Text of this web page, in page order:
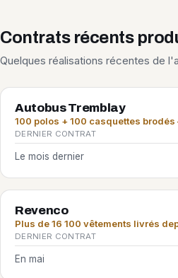
Contrats récents
Quelques réalisations récentes de
Autobus Tremblay
100 polos + 100 casquettes
DERNIER CONTRAT
Le mois dernier
Revenco
Plus de 16 100 vêtements livrés
DERNIER CONTRAT
En mai